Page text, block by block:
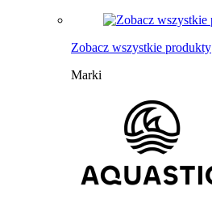
Zobacz wszystkie produkty
Marki